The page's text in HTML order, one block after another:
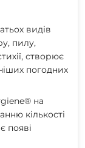
видів
пилу,
створює
погодних
на
кількості
появі